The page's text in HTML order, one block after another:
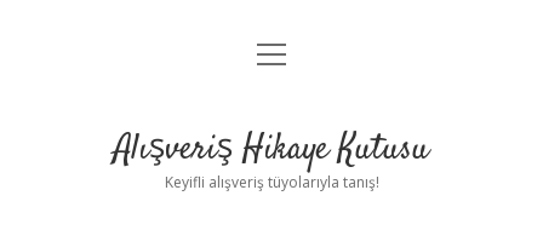
Anasayfa
Yasal Uyarı
menüyü
Alışveriş Hikaye Kutusu
Keyifli alışveriş tüyolarıyla tanış!